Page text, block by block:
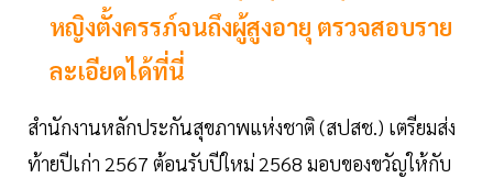
หญิงตั้งครรภ์จนถึงผู้สูงอายุ ตรวจสอบราย
ละเอียดได้ที่นี่
สำนักงานหลักประกันสุขภาพแห่งชาติ (สปสช.) เตรียมส่ง
ท้ายปีเก่า 2567 ต้อนรับปีใหม่ 2568 มอบของขวัญให้กับ